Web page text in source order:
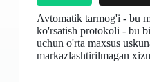
Avtomatik tarmog'i - bu
ko'rsatish protokoli - bu
uchun o'rta maxsus
markazlashtirilmagan